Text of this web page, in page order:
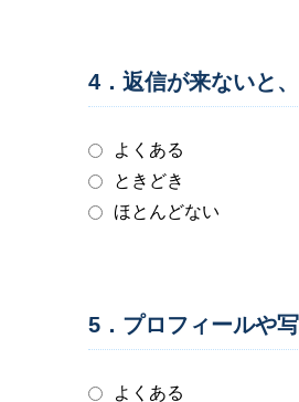
4．返信が来ないと
よくある
ときどき
ほとんどない
5．プロフィールや
よくある